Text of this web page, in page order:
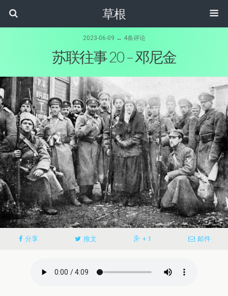
草根
2023-06-09 ↔ 4条评论
苏联往事 20 – 邓尼金
分享 推文 + 1 邮件